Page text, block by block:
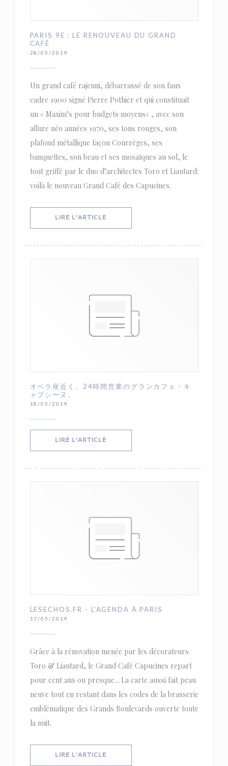
PARIS 9E : LE RENOUVEAU DU GRAND
CAFÉ
28/05/2019
Un grand café rajeuni, débarrassé de son faux
cadre 1900 signé Pierre Pothier et qui constituait
un « Maxim’s pour budgets moyens« , avec son
allure néo années 1970, ses tons rouges, son
plafond métallique façon Courrèges, ses
banquettes, son beau et ses mosaïques au sol, le
tout griffé par le duo d’architectes Toro et Liautard:
voilà le nouveau Grand Café des Capucines.
LIRE L'ARTICLE
オペラ座近く、24時間営業のグランカフェ・キ
ャプシーヌ。
18/05/2019
LIRE L'ARTICLE
LESECHOS.FR - L'AGENDA À PARIS
17/05/2019
Grâce à la rénovation menée par les décorateurs
Toro & Liautard, le Grand Café Capucines repart
pour cent ans ou presque... La carte aussi fait peau
neuve tout en restant dans les codes de la brasserie
emblématique des Grands Boulevards ouverte toute
la nuit.
LIRE L'ARTICLE